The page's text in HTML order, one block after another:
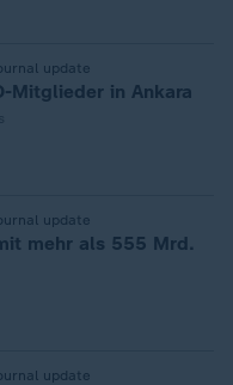
update
Mitglieder in Ankara
update
mehr als 555 Mrd.
update